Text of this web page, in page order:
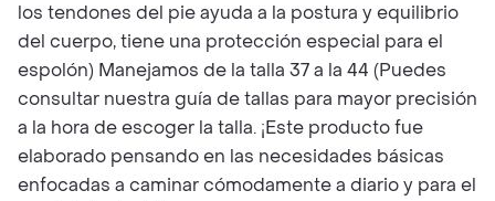
los tendones del pie ayuda a la postura y equilibrio
del cuerpo, tiene una protección especial para el
espolón) Manejamos de la talla 37 a la 44 (Puedes
consultar nuestra guía de tallas para mayor precisión
a la hora de escoger la talla. ¡Este producto fue
elaborado pensando en las necesidades básicas
enfocadas a caminar cómodamente a diario y para el